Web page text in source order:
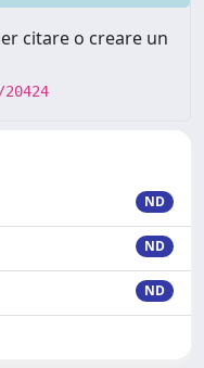
citare o creare un
ND
ND
ND